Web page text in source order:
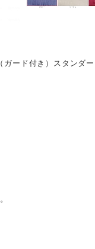
ード付き）スタンダ